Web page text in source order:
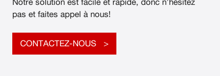
Notre solution est facile et rapide, donc n’hésitez
pas et faites appel à nous!
CONTACTEZ-NOUS